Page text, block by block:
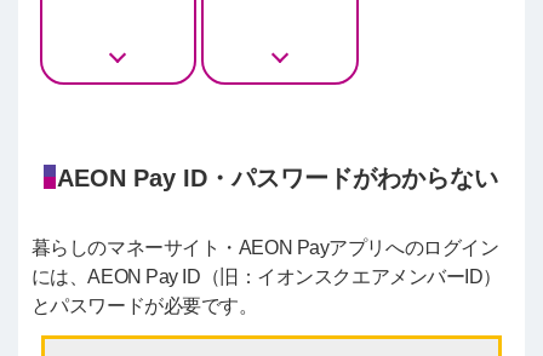
AEON Pay ID・パスワードがわからない
暮らしのマネーサイト・AEON Payアプリへのログイン
には、AEON Pay ID（旧：イオンスクエアメンバーID）
とパスワードが必要です。